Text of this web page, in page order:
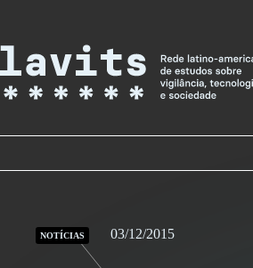
NOTÍCIAS 03/12/2015